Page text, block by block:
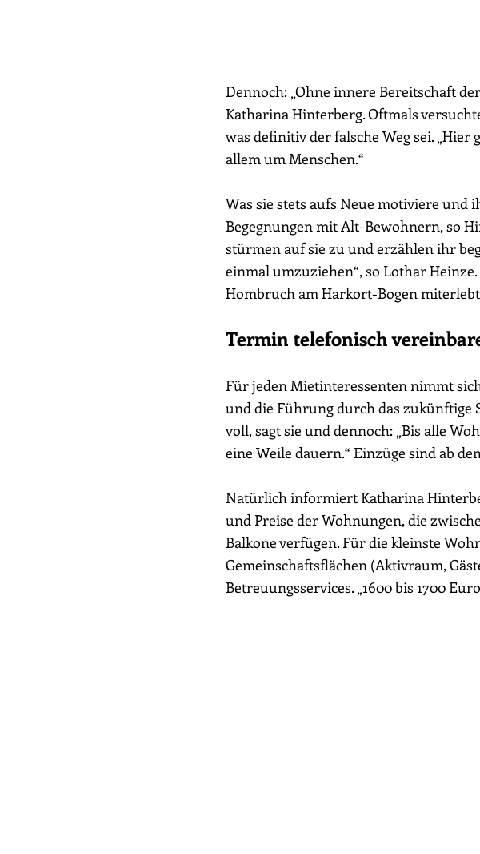
Dennoch: „Ohne innere Bereitschaft
Katharina Hinterberg. Oftmals
was definitiv der falsche Weg sei.
allem um Menschen.“
Was sie stets aufs Neue motiviere und
Begegnungen mit Alt-Bewohnern, so
stürmen auf sie zu und erzählen ihr
einmal umzuziehen“, so Lothar
Hombruch am Harkort-Bogen
Termin telefonisch
Für jeden Mietinteressenten nimmt
und die Führung durch das zukünftige
voll, sagt sie und dennoch: „Bis alle
eine Weile dauern.“ Einzüge sind ab
Natürlich informiert Katharina
und Preise der Wohnungen, die
Balkone verfügen. Für die kleinste
Gemeinschaftsflächen (Aktivraum,
Betreuungsservices. „1600 bis 1700